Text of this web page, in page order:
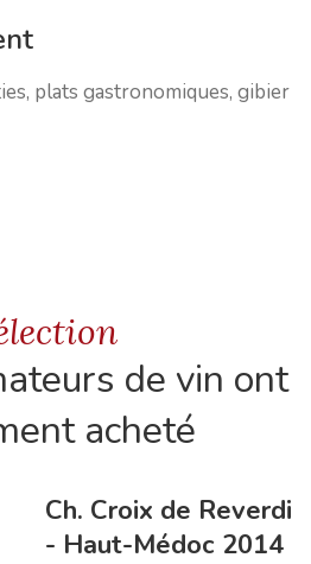
plats gastronomiques, gibier
de vin ont
acheté
Ch. Croix de Reverdi
- Haut-Médoc 2014